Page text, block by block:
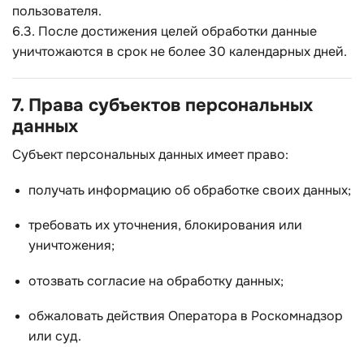
пользователя.
6.3. После достижения целей обработки данные
уничтожаются в срок не более 30 календарных дней.
7. Права субъектов персональных
данных
Субъект персональных данных имеет право:
получать информацию об обработке своих данных;
требовать их уточнения, блокирования или
уничтожения;
отозвать согласие на обработку данных;
обжаловать действия Оператора в Роскомнадзор
или суд.